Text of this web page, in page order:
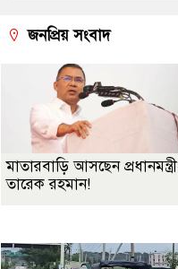
জনপ্রিয় সংবাদ
মাতারবাড়ি আসছেন প্রধানমন্ত্রী
তারেক রহমান!